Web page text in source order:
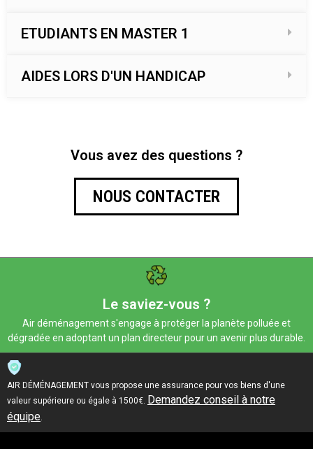
ETUDIANTS EN MASTER 1
AIDES LORS D'UN HANDICAP
Vous avez des questions ?
NOUS CONTACTER
Le saviez-vous ?
Air déménagement s'engage à protéger la planète polluée et
dégradée en adoptant un plan directeur pour un avenir plus durable.
AIR DÉMÉNAGEMENT vous propose une assurance pour vos biens d'une
valeur supérieure ou égale à 1500€. Demandez conseil à notre
équipe.